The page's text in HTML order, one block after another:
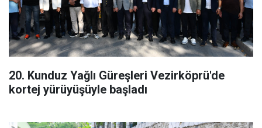
20. Kunduz Yağlı Güreşleri Vezirköprü'de
kortej yürüyüşüyle başladı